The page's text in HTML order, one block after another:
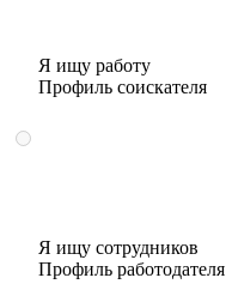
Я ищу работу
Профиль соискателя
Я ищу сотрудников
Профиль работодателя